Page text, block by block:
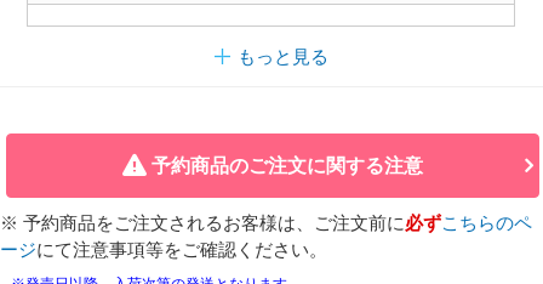
もっと見る
予約商品のご注文に関する注意
※ 予約商品をご注文されるお客様は、ご注文前に必ずこちらのペ
ージにて注意事項等をご確認ください。